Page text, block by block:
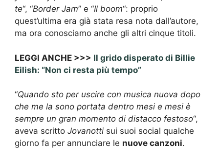
te“, “Border Jam” e “Il boom“: proprio
quest’ultima era già stata resa nota dall’autore,
ma ora conosciamo anche gli altri cinque titoli.
LEGGI ANCHE >>> Il grido disperato di Billie
Eilish: “Non ci resta più tempo”
“Quando sto per uscire con musica nuova dopo
che me la sono portata dentro mesi e mesi è
sempre un gran momento di distacco festoso“,
aveva scritto Jovanotti sui suoi social qualche
giorno fa per annunciare le nuove canzoni.